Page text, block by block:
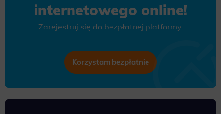
internetowego online!
Zarejestruj się do bezpłatnej platformy.
Korzystam bezpłatnie